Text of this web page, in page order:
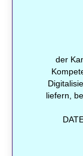
der
liefern,